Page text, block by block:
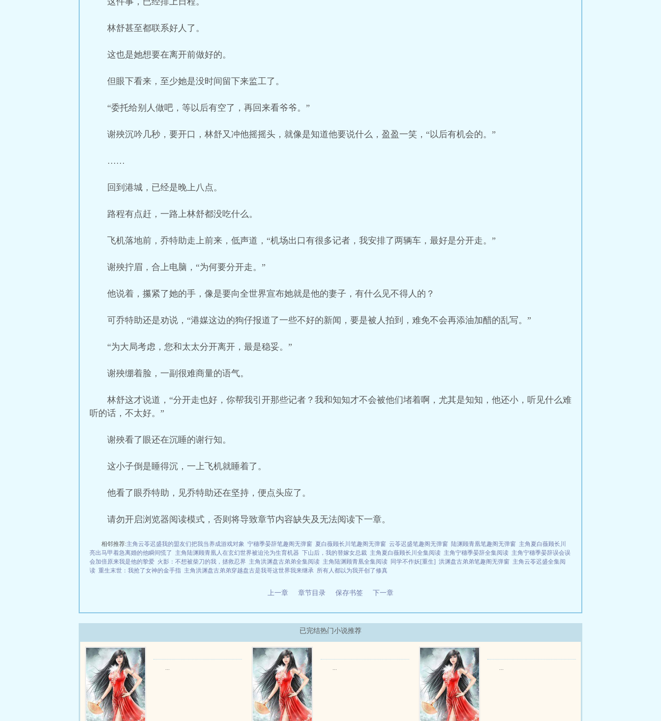
林舒甚至都联系好人了。
这也是她想要在离开前做好的。
但眼下看来，至少她是没时间留下来监工了。
“委托给别人做吧，等以后有空了，再回来看爷爷。”
谢殃沉吟几秒，要开口，林舒又冲他摇摇头，就像是知道他要说什么，盈盈一笑，“以后有机会的。”
……
回到港城，已经是晚上八点。
路程有点赶，一路上林舒都没吃什么。
飞机落地前，乔特助走上前来，低声道，“机场出口有很多记者，我安排了两辆车，最好是分开走。”
谢殃拧眉，合上电脑，“为何要分开走。”
他说着，攥紧了她的手，像是要向全世界宣布她就是他的妻子，有什么见不得人的？
可乔特助还是劝说，“港媒这边的狗仔报道了一些不好的新闻，要是被人拍到，难免不会再添油加醋的乱写。”
“为大局考虑，您和太太分开离开，最是稳妥。”
谢殃绷着脸，一副很难商量的语气。
林舒这才说道，“分开走也好，你帮我引开那些记者？我和知知才不会被他们堵着啊，尤其是知知，他还小，听见什么难
听的话，不太好。”
谢殃看了眼还在沉睡的谢行知。
这小子倒是睡得沉，一上飞机就睡着了。
他看了眼乔特助，见乔特助还在坚持，便点头应了。
请勿开启浏览器阅读模式，否则将导致章节内容缺失及无法阅读下一章。
相邻推荐:主角云苓迟盛我的盟友们把我当养成游戏对象 宁穗季晏辞笔趣阁无弹窗 夏白薇顾长川笔趣阁无弹窗 云苓迟盛笔趣阁无弹窗 陆渊顾青凰笔趣阁无弹窗 主角夏白薇顾长川
亮出马甲着急离婚的他瞬间慌了
主角陆渊顾青凰人在玄幻世界被迫沦为生育机器 下山后，我的替嫁女总裁 主角夏白薇顾长川全集阅读 主角宁穗季晏辞全集阅读 主角宁穗季晏辞误会误
会加倍原来我是他的挚爱 火影：不想被柴刀的我，拯救忍界 主角洪渊盘古弟弟全集阅读 主角陆渊顾青凰全集阅读 同学不作妖[重生] 洪渊盘古弟弟笔趣阁无弹窗 主角云苓迟盛全集阅
读 重生末世：我抢了女神的金手指 主角洪渊盘古弟弟穿越盘古是我哥这世界我来继承 所有人都以为我开创了修真
上一章 章节目录 保存书签 下一章
已完结热门小说推荐
... ... ...